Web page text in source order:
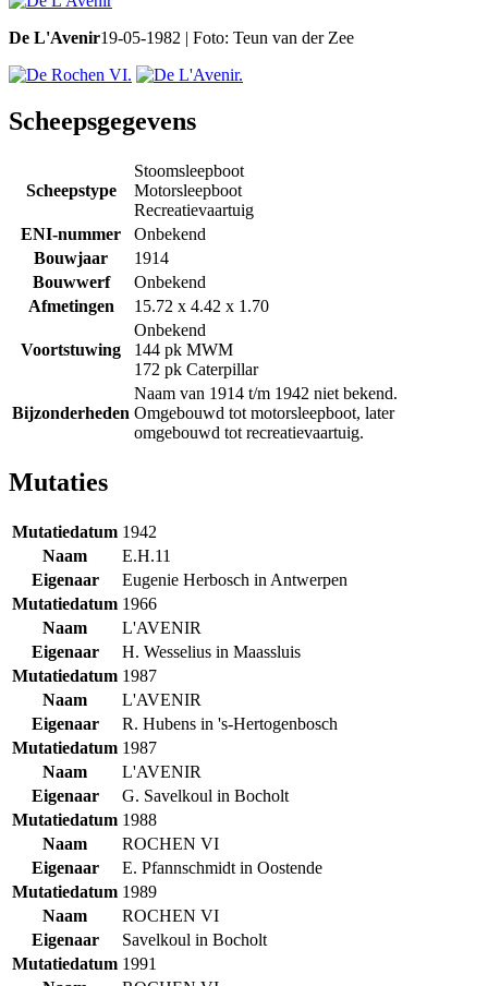
De L'Avenir19-05-1982 | Foto: Teun van der Zee
Scheepsgegevens
Scheepstype
Stoomsleepboot
Motorsleepboot
Recreatievaartuig
ENI-nummer
Onbekend
Bouwjaar
1914
Bouwwerf
Onbekend
Afmetingen
15.72 x 4.42 x 1.70
Voortstuwing
Onbekend
144 pk MWM
172 pk Caterpillar
Bijzonderheden
Naam van 1914 t/m 1942 niet bekend.
Omgebouwd tot motorsleepboot, later
omgebouwd tot recreatievaartuig.
Mutaties
Mutatiedatum 1942
Naam
E.H.11
Eigenaar
Eugenie Herbosch in Antwerpen
Mutatiedatum 1966
Naam
L'AVENIR
Eigenaar
H. Wesselius in Maassluis
Mutatiedatum 1987
Naam
L'AVENIR
Eigenaar
R. Hubens in 's-Hertogenbosch
Mutatiedatum 1987
Naam
L'AVENIR
Eigenaar
G. Savelkoul in Bocholt
Mutatiedatum 1988
Naam
ROCHEN VI
Eigenaar
E. Pfannschmidt in Oostende
Mutatiedatum 1989
Naam
ROCHEN VI
Eigenaar
Savelkoul in Bocholt
Mutatiedatum 1991